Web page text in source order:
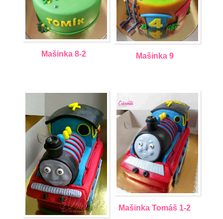
Mašinka 8-2 Mašinka 9
Mašinka Tomáš 1-2